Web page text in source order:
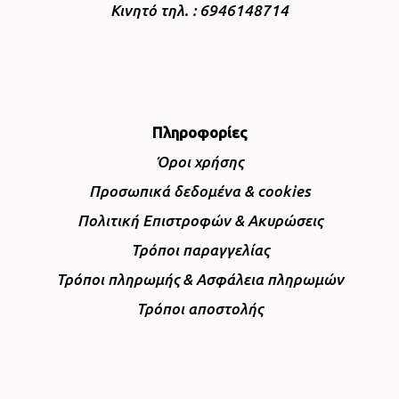
Κινητό τηλ. : 6946148714
Πληροφορίες
Όροι χρήσης
Προσωπικά δεδομένα & cookies
Πολιτική Επιστροφών & Ακυρώσεις
Τρόποι παραγγελίας
Τρόποι πληρωμής & Ασφάλεια πληρωμών
Τρόποι αποστολής